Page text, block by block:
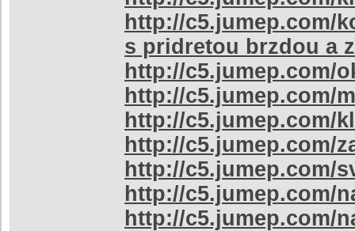
http://c5.jumep.com/
s pridretou brzdou a
http://c5.jumep.com/
http://c5.jumep.com/
http://c5.jumep.com/
http://c5.jumep.com/
http://c5.jumep.com/
http://c5.jumep.com/
http://c5.jumep.com/